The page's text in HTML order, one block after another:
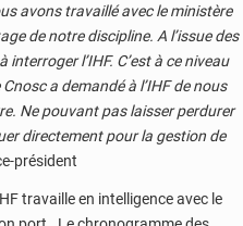
avons travaillé avec le ministère
de notre discipline. A l’issue des
l’IHF. C’est à ce niveau
a demandé à l’IHF de nous
Ne pouvant pas laisser perdurer
directement pour la gestion de
président
travaille en intelligence avec le